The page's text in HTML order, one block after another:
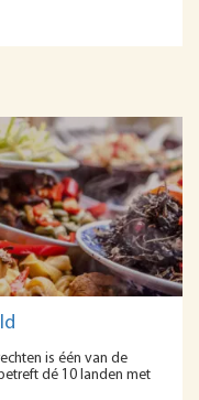
is één van de
dé 10 landen met